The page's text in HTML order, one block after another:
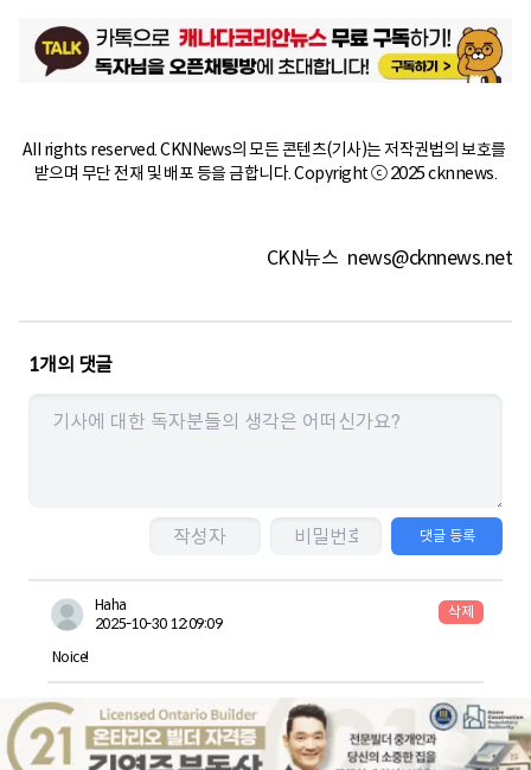
All rights reserved. CKNNews의 모든 콘텐츠(기사)는 저작권법의 보호를
받으며 무단 전재 및 배포 등을 금합니다. Copyright ⓒ 2025 cknnews.
CKN뉴스 news@cknnews.net
1개의 댓글
댓글 등록
Haha
2025-10-30 12:09:09
삭제
Noice!